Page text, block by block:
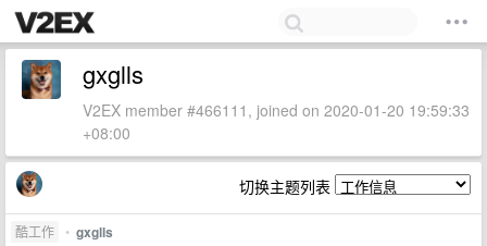
gxglls
V2EX member #466111, joined on 2020-01-20 19:59:33
+08:00
切换主题列表
酷工作 • gxglls